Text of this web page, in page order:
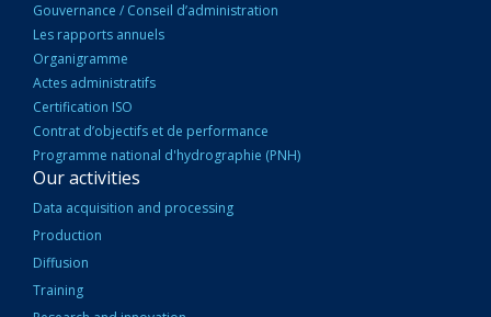
Gouvernance / Conseil d’administration
Les rapports annuels
Organigramme
Actes administratifs
Certification ISO
Contrat d’objectifs et de performance
Programme national d'hydrographie (PNH)
Our activities
Data acquisition and processing
Production
Diffusion
Training